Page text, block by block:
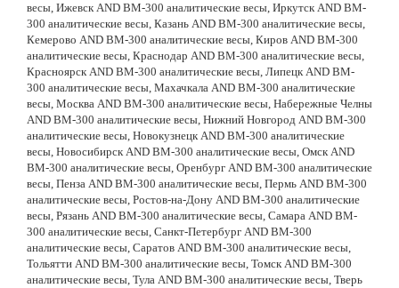
весы, Ижевск AND BM-300 аналитические весы, Иркутск AND BM-
300 аналитические весы, Казань AND BM-300 аналитические весы,
Кемерово AND BM-300 аналитические весы, Киров AND BM-300
аналитические весы, Краснодар AND BM-300 аналитические весы,
Красноярск AND BM-300 аналитические весы, Липецк AND BM-
300 аналитические весы, Махачкала AND BM-300 аналитические
весы, Москва AND BM-300 аналитические весы, Набережные Челны
AND BM-300 аналитические весы, Нижний Новгород AND BM-300
аналитические весы, Новокузнецк AND BM-300 аналитические
весы, Новосибирск AND BM-300 аналитические весы, Омск AND
BM-300 аналитические весы, Оренбург AND BM-300 аналитические
весы, Пенза AND BM-300 аналитические весы, Пермь AND BM-300
аналитические весы, Ростов-на-Дону AND BM-300 аналитические
весы, Рязань AND BM-300 аналитические весы, Самара AND BM-
300 аналитические весы, Санкт-Петербург AND BM-300
аналитические весы, Саратов AND BM-300 аналитические весы,
Тольятти AND BM-300 аналитические весы, Томск AND BM-300
аналитические весы, Тула AND BM-300 аналитические весы, Тверь